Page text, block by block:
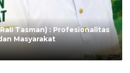
: Profesionalitas
Masyarakat